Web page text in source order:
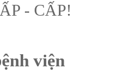
- CẤP!
viện